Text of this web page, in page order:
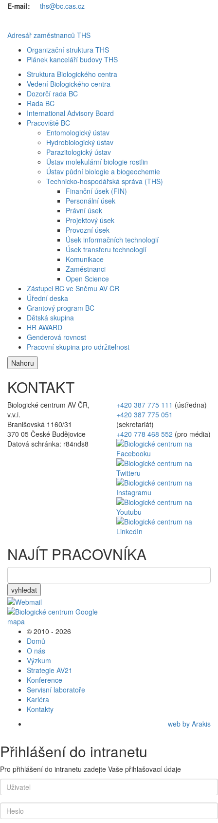
E-mail: ths@bc.cas.cz
Adresář zaměstnanců THS
Organizační struktura THS
Plánek kanceláří budovy THS
Struktura Biologického centra
Vedení Biologického centra
Dozorčí rada BC
Rada BC
International Advisory Board
Pracoviště BC
Entomologický ústav
Hydrobiologický ústav
Parazitologický ústav
Ústav molekulární biologie rostlin
Ústav půdní biologie a biogeochemie
Technicko-hospodářská správa (THS)
Finanční úsek (FIN)
Personální úsek
Právní úsek
Projektový úsek
Provozní úsek
Úsek informačních technologií
Úsek transferu technologií
Komunikace
Zaměstnanci
Open Science
Zástupci BC ve Sněmu AV ČR
Úřední deska
Grantový program BC
Dětská skupina
HR AWARD
Genderová rovnost
Pracovní skupina pro udržitelnost
Nahoru
KONTAKT
Biologické centrum AV ČR,
v.v.i.
Branišovská 1160/31
370 05 České Budějovice
Datová schránka: r84nds8
+420 387 775 111 (ústředna)
+420 387 775 051
(sekretariát)
+420 778 468 552 (pro média)
NAJÍT PRACOVNÍKA
vyhledat
© 2010 - 2026
Domů
O nás
Výzkum
Strategie AV21
Konference
Servisní laboratoře
Kariéra
Kontakty
web by Arakis
Přihlášení do intranetu
Pro přihlášení do intranetu zadejte Vaše přihlašovací údaje